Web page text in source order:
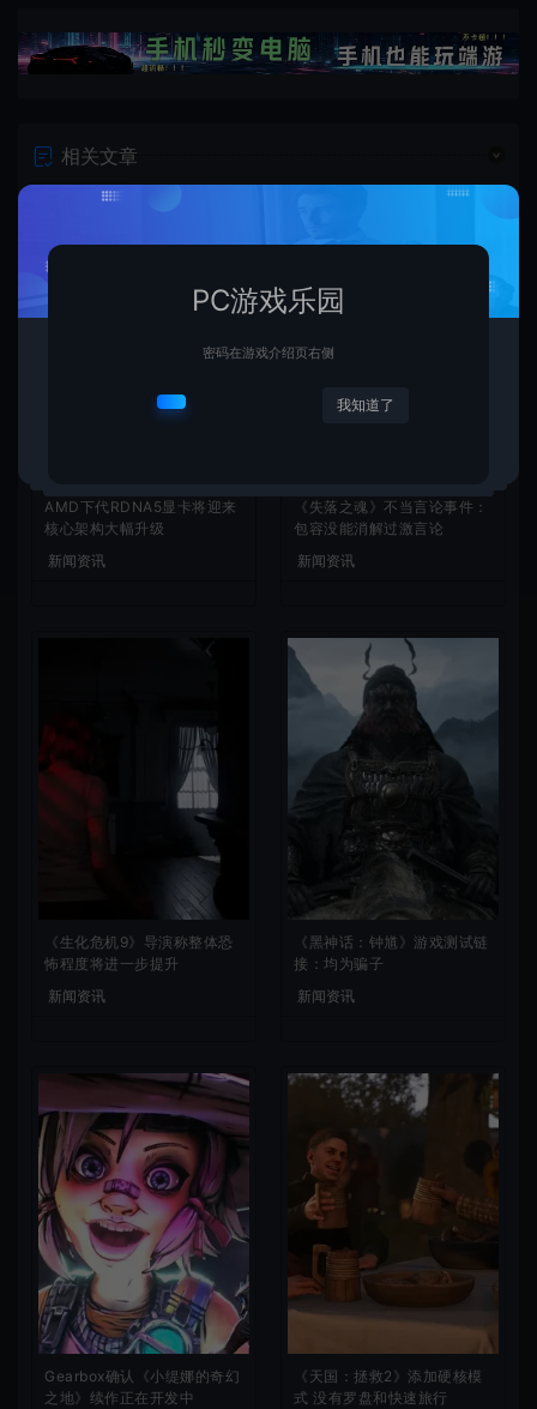
相关文章
AMD下代RDNA5显卡将迎来
核心架构大幅升级
新闻资讯
《失落之魂》不当言论事件：
包容没能消解过激言论
新闻资讯
《生化危机9》导演称整体恐
怖程度将进一步提升
新闻资讯
《黑神话：钟馗》游戏测试链
接：均为骗子
新闻资讯
Gearbox确认《小缇娜的奇幻
之地》续作正在开发中
《天国：拯救2》添加硬核模
式 没有罗盘和快速旅行
PC游戏乐园
密码在游戏介绍页右侧
我知道了